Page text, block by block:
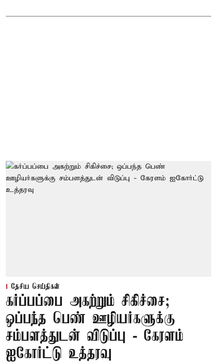
தேசிய செய்திகள்
கர்ப்பப்பை அகற்றும் சிகிச்சை;
ஒப்பந்த பெண் ஊழியர்களுக்கு
சம்பளத்துடன் விடுப்பு - கேரளம்
ஐகோர்ட்டு உத்தரவு